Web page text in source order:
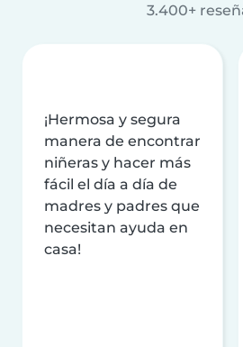
3.400+
¡Hermosa y segura
manera de encontrar
niñeras y hacer más
fácil el día a día de
madres y padres que
necesitan ayuda en
casa!